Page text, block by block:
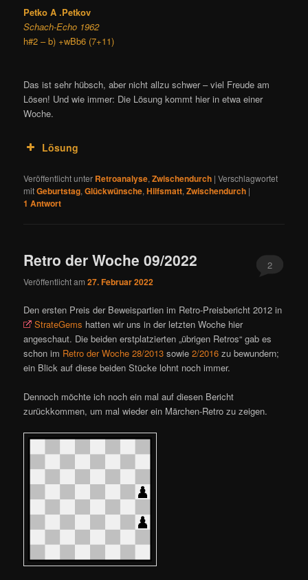
Petko A .Petkov
Schach-Echo 1962
h#2 – b) +wBb6 (7+11)
Das ist sehr hübsch, aber nicht allzu schwer – viel Freude am
Lösen! Und wie immer: Die Lösung kommt hier in etwa einer
Woche.
Lösung
Veröffentlicht unter Retroanalyse,Zwischendurch |Verschlagwortet
mitGeburtstag,Glückwünsche,Hilfsmatt,Zwischendurch |
1 Antwort
Retro der Woche 09/2022
Veröffentlicht am27. Februar 2022
2
Den ersten Preis der Beweispartien im Retro-Preisbericht 2012 in
StrateGems hatten wir uns in der letzten Woche hier
angeschaut. Die beiden erstplatzierten „übrigen Retros“ gab es
schon im Retro der Woche 28/2013 sowie2/2016 zu bewundern;
ein Blick auf diese beiden Stücke lohnt noch immer.
Dennoch möchte ich noch ein mal auf diesen Bericht
zurückkommen, um mal wieder ein Märchen-Retro zu zeigen.